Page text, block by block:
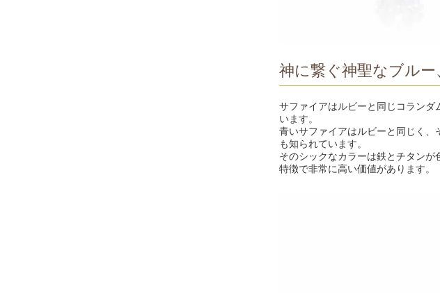
神に繋ぐ神聖なブル
サファイアはルビーと同じコラン
います。
青いサファイアはルビーと同じく
も知られています。
そのシックなカラーは鉄とチタン
特徴で非常に高い価値があります。